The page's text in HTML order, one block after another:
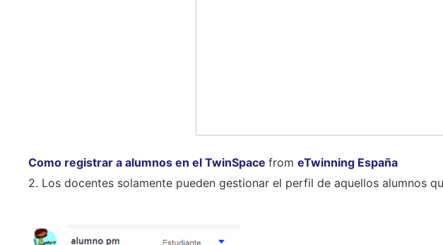
Como registrar a alumnos en el TwinSpace from eTwinning España
2. Los docentes solamente pueden gestionar el perfil de aquellos alumnos